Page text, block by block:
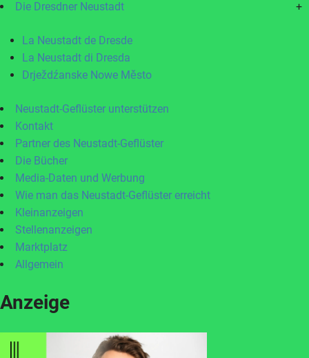
Die Dresdner Neustadt +
La Neustadt de Dresde
La Neustadt di Dresda
Drježdźanske Nowe Město
Neustadt-Geflüster unterstützen
Kontakt
Partner des Neustadt-Geflüster
Die Bücher
Media-Daten und Werbung
Wie man das Neustadt-Geflüster erreicht
Kleinanzeigen
Stellenanzeigen
Marktplatz
Allgemein
Anzeige